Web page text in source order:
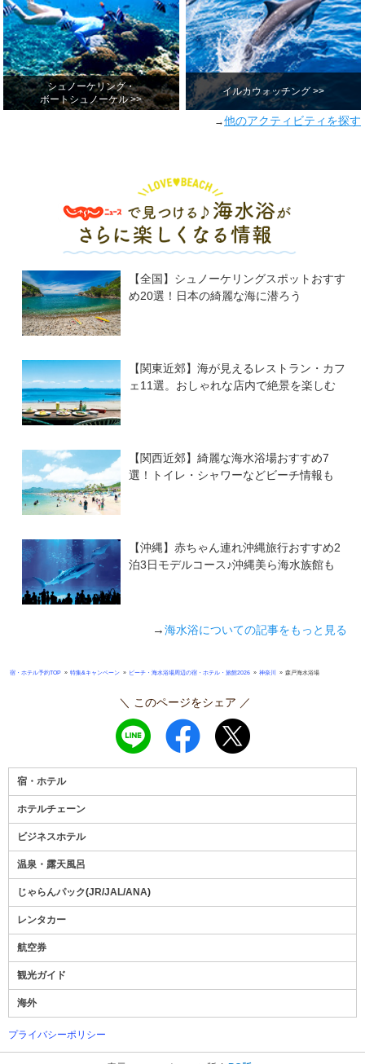
シュノーケリング・
ボートシュノーケル >>
イルカウォッチング >>
→他のアクティビティを探す
【全国】シュノーケリングスポットおすす
め20選！日本の綺麗な海に潜ろう
【関東近郊】海が見えるレストラン・カフ
ェ11選。おしゃれな店内で絶景を楽しむ
【関西近郊】綺麗な海水浴場おすすめ7
選！トイレ・シャワーなどビーチ情報も
【沖縄】赤ちゃん連れ沖縄旅行おすすめ2
泊3日モデルコース♪沖縄美ら海水族館も
→ 海水浴についての記事をもっと見る
宿・ホテル予約TOP » 特集&キャンペーン » ビーチ・海水浴場周辺の宿・ホテル・旅館2026 » 神奈川 » 森戸海水浴場
＼ このページをシェア ／
宿・ホテル
ホテルチェーン
ビジネスホテル
温泉・露天風呂
じゃらんパック(JR/JAL/ANA)
レンタカー
航空券
観光ガイド
海外
プライバシーポリシー